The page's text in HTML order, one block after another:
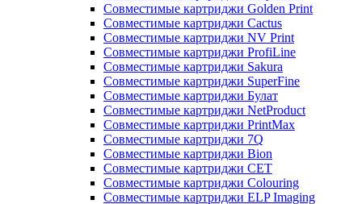
Совместимые картриджи Golden Print
Совместимые картриджи Cactus
Совместимые картриджи NV Print
Совместимые картриджи ProfiLine
Совместимые картриджи Sakura
Совместимые картриджи SuperFine
Совместимые картриджи Булат
Совместимые картриджи NetProduct
Совместимые картриджи PrintMax
Совместимые картриджи 7Q
Совместимые картриджи Bion
Совместимые картриджи CET
Совместимые картриджи Colouring
Совместимые картриджи ELP Imaging